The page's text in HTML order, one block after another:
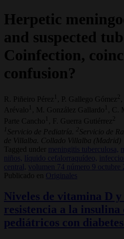
Herpetic
and suspected
Coinfection,
confusion?
R. Piñeiro Pérez 1 , P. Gallego Gómez
Arévalo 1 , M. González Gallardo 1 , C.
Parte Cancho 1 , F. Guerra Gutiérrez
1 Servicio de Pediatría. 2 Servicio de
de Villalba. Collado Villalba (Madrid)
Tagged under
meningitis tuberculosa,
niños,
líquido cefalorraquídeo,
central,
volumen 74 número 9 octubre
Publicado en
Originales
Niveles de vitamina D
resistencia a la insulina
pediátricos con